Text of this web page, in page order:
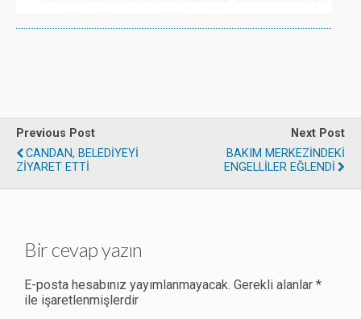
Previous Post
CANDAN, BELEDİYEYİ
ZİYARET ETTİ
Next Post
BAKIM MERKEZİNDEKİ
ENGELLİLER EĞLENDİ
Bir cevap yazın
E-posta hesabınız yayımlanmayacak. Gerekli alanlar *
ile işaretlenmişlerdir